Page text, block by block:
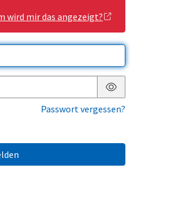
wird mir das angezeigt?
Passwort anzeigen
Passwort vergessen?